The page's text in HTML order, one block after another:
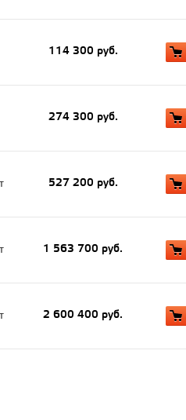
114 300 руб.
274 300 руб.
527 200 руб.
1 563 700 руб.
2 600 400 руб.